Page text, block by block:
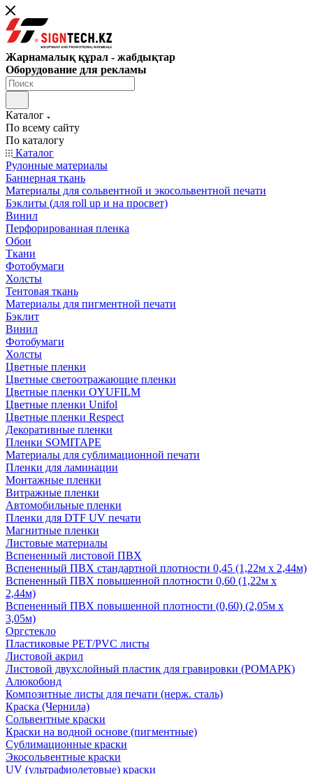
Жарнамалық құрал - жабдықтар
Оборудование для рекламы
Каталог
По всему сайту
По каталогу
Каталог
Рулонные материалы
Баннерная ткань
Материалы для сольвентной и экосольвентной печати
Бэклиты (для roll up и на просвет)
Винил
Перфорированная пленка
Обои
Ткани
Фотобумаги
Холсты
Тентовая ткань
Материалы для пигментной печати
Бэклит
Винил
Фотобумаги
Холсты
Цветные пленки
Цветные светоотражающие пленки
Цветные пленки OYUFILM
Цветные пленки Unifol
Цветные пленки Respect
Декоративные пленки
Пленки SOMITAPE
Материалы для сублимационной печати
Пленки для ламинации
Монтажные пленки
Витражные пленки
Автомобильные пленки
Пленки для DTF UV печати
Магнитные пленки
Листовые материалы
Вспененный листовой ПВХ
Вспененный ПВХ стандартной плотности 0,45 (1,22м х 2,44м)
Вспененный ПВХ повышенной плотности 0,60 (1,22м х
2,44м)
Вспененный ПВХ повышенной плотности (0,60) (2,05м х
3,05м)
Оргстекло
Пластиковые PET/PVC листы
Листовой акрил
Листовой двухслойный пластик для гравировки (РОМАРК)
Алюкобонд
Композитные листы для печати (нерж. сталь)
Краска (Чернила)
Сольвентные краски
Краски на водной основе (пигментные)
Сублимационные краски
Экосольвентные краски
UV (ультрафиолетовые) краски